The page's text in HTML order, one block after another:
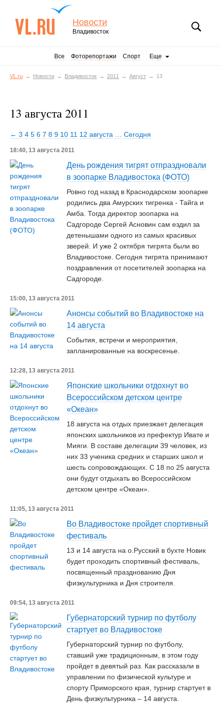
Новости
Владивосток
Все Фоторепортажи Спорт Еще
VL.ru Новости Владивосток 2011 Август 13
13 августа 2011
← 3 4 5 6 7 8 9 10 11 12 августа Сегодня
18:40, 13 августа 2011
День рождения тигрят отпраздновали
в зоопарке Владивостока (ФОТО)
Ровно год назад в Краснодарском зоопарке
родились два Амурских тигренка - Тайга и
Амба. Тогда директор зоопарка на
Садгороде Сергей Асновин сам ездил за
детенышами одного из самых красивых
зверей. И уже 2 октября тигрята были во
Владивостоке. Сегодня тигрята принимают
поздравления от посетителей зоопарка на
Садгороде.
15:00, 13 августа 2011
Анонсы событий во Владивостоке на
14 августа
События, встречи и мероприятия,
запланированные на воскресенье.
12:28, 13 августа 2011
Японские школьники отдохнут во
Всероссийском детском центре
«Океан»
18 августа на отдых приезжает делегация
японских школьников из префектур Ивате и
Мияги. В составе делегации 39 человек, из
них 33 ученика средних и старших школ и
шесть сопровождающих. С 18 по 25 августа
они будут отдыхать во Всероссийском
детском центре «Океан».
11:05, 13 августа 2011
Во Владивостоке пройдет спортивный
фестиваль
13 и 14 августа на о.Русский в бухте Новик
будет проходить спортивный фестиваль,
посвященный празднованию Дня
физкультурника и Дня строителя.
09:54, 13 августа 2011
Губернаторский турнир по футболу
стартует во Владивостоке
Губернаторский турнир по футболу,
ставший уже традиционным, в этом году
пройдет в девятый раз. Как рассказали в
управлении по физической культуре и
спорту Приморского края, турнир стартует в
День физкультурника – 14 августа.